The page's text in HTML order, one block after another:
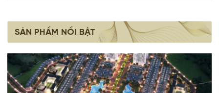
SẢN PHẨM NỔI BẬT